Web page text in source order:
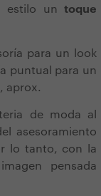
estilo untoque
para un look
puntual para un
aprox.
de moda al
asesoramiento
lo tanto, con la
pensada